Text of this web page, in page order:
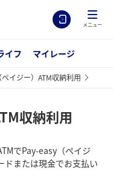
メニュー
イフ マイレージ
イジー）ATM収納利用
収納利用
でPay-easy（ペイジ
ドまたは現金でお支払い